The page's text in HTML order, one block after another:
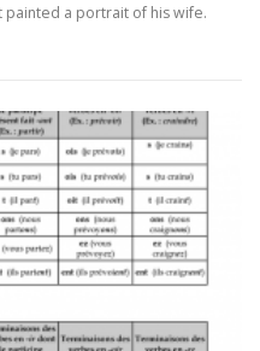
a portrait of his wife.